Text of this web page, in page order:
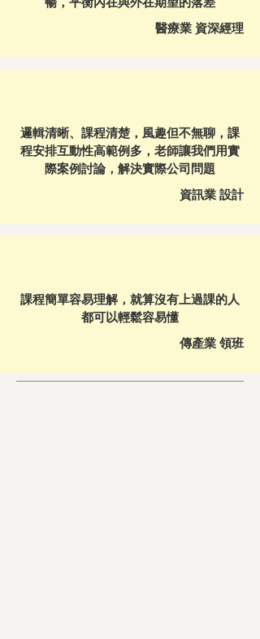
醫療業 資深經理
邏輯清晰、課程清楚，風趣但不無聊，課
程安排互動性高範例多，老師讓我們用實
際案例討論，解決實際公司問題
資訊業 設計
課程簡單容易理解，就算沒有上過課的人
都可以輕鬆容易懂
傳產業 領班